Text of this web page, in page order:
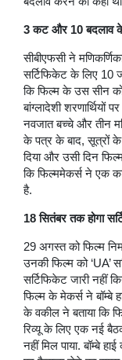
3 कट और 10 बदलाव के
सीबीएफसी ने
सर्टिफिकेट के लिए 10
कि फिल्म के उस सीन को
बांग्लादेशी
नवजात बच्चे और तीन
के पत्र के बाद, सूत्रों के
दिया और उसी दिन
कि फिल्ममेकर्स ने एक
है.
18 सितंबर तक होगा
29 अगस्त को फिल्म
उनकी फिल्म को ‘UA’
सर्टिफिकेट जारी नहीं
फिल्म के मेकर्स ने बॉम्बे
के वकील ने बताया कि
रिव्यू के लिए एक नई
नहीं मिल पाया. बॉम्बे